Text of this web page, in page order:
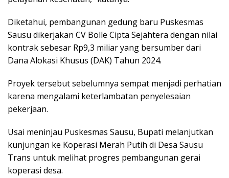
Diketahui, pembangunan gedung baru Puskesmas
Sausu dikerjakan CV Bolle Cipta Sejahtera dengan nilai
kontrak sebesar Rp9,3 miliar yang bersumber dari
Dana Alokasi Khusus (DAK) Tahun 2024.
Proyek tersebut sebelumnya sempat menjadi perhatian
karena mengalami keterlambatan penyelesaian
pekerjaan.
Usai meninjau Puskesmas Sausu, Bupati melanjutkan
kunjungan ke Koperasi Merah Putih di Desa Sausu
Trans untuk melihat progres pembangunan gerai
koperasi desa.